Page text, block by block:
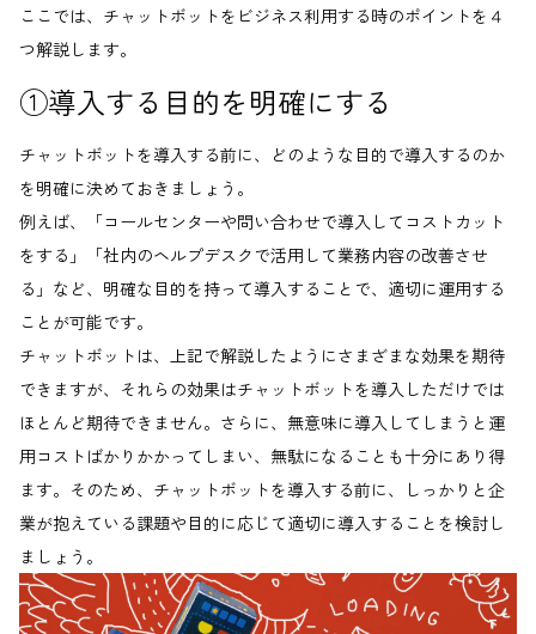
ここでは、チャットボットをビジネス利用する時のポイントを４
つ解説します。
①導入する目的を明確にする
チャットボットを導入する前に、どのような目的で導入するのか
を明確に決めておきましょう。
例えば、「コールセンターや問い合わせで導入してコストカット
をする」「社内のヘルプデスクで活用して業務内容の改善させ
る」など、明確な目的を持って導入することで、適切に運用する
ことが可能です。
チャットボットは、上記で解説したようにさまざまな効果を期待
できますが、それらの効果はチャットボットを導入しただけでは
ほとんど期待できません。さらに、無意味に導入してしまうと運
用コストばかりかかってしまい、無駄になることも十分にあり得
ます。そのため、チャットボットを導入する前に、しっかりと企
業が抱えている課題や目的に応じて適切に導入することを検討し
ましょう。